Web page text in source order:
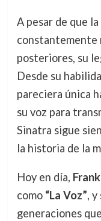
A pesar de que
posteriores, su
Desde su
pareciera única
su voz para
Sinatra sigue
la historia de la
Hoy en día,
como “La Voz”,
generaciones